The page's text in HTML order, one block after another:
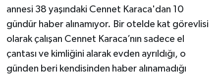
annesi 38 yaşındaki Cennet Karaca'dan 10
gündür haber alınamıyor. Bir otelde kat görevlisi
olarak çalışan Cennet Karaca’nın sadece el
çantası ve kimliğini alarak evden ayrıldığı, o
günden beri kendisinden haber alınamadığı